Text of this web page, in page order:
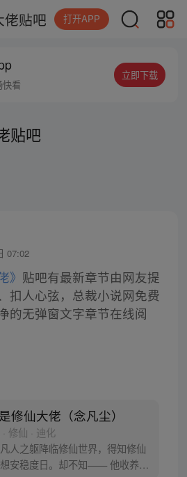
佬贴吧 打开APP
快看
立即下载
贴吧
07:02
》 贴吧有最新章节由网友提
扣人心弦，总裁小说网免费
的无弹窗文字章节在线阅
修仙大佬（念凡尘）
修仙 · 迪化
人之躯降临修仙世界，得知修仙
安稳度日。却不知—— 他收养的